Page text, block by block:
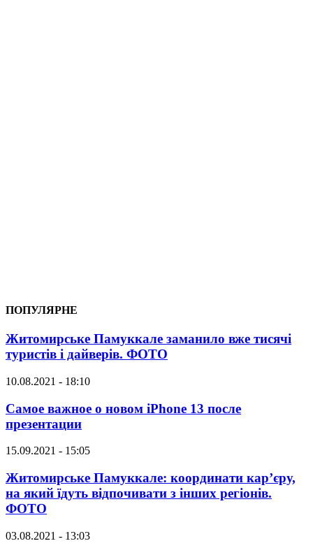
ПОПУЛЯРНЕ
Житомирське Памуккале заманило вже тисячі
туристів і дайверів. ФОТО
10.08.2021 - 18:10
Самое важное о новом iPhone 13 после
презентации
15.09.2021 - 15:05
Житомирське Памуккале: координати кар’єру,
на який їдуть відпочивати з інших регіонів.
ФОТО
03.08.2021 - 13:03